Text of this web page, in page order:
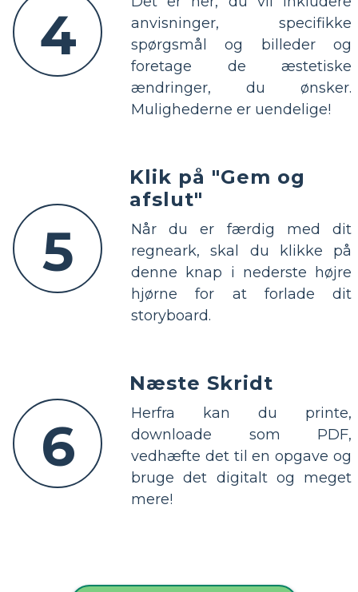
4
anvisninger, specifikke
spørgsmål og billeder og
foretage de æstetiske
ændringer, du ønsker.
Mulighederne er uendelige!
5
Klik på "Gem og
afslut"
Når du er færdig med dit
regneark, skal du klikke på
denne knap i nederste højre
hjørne for at forlade dit
storyboard.
6
Næste Skridt
Herfra kan du printe,
downloade som PDF,
vedhæfte det til en opgave og
bruge det digitalt og meget
mere!